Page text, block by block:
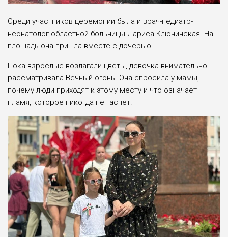
Среди участников церемонии была и врач-педиатр-
неонатолог областной больницы Лариса Ключинская. На
площадь она пришла вместе с дочерью.
Пока взрослые возлагали цветы, девочка внимательно
рассматривала Вечный огонь. Она спросила у мамы,
почему люди приходят к этому месту и что означает
пламя, которое никогда не гаснет.